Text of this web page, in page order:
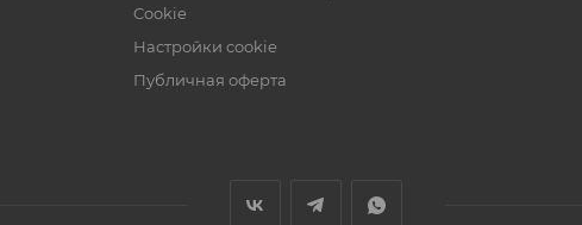
Cookie
Настройки cookie
Публичная оферта